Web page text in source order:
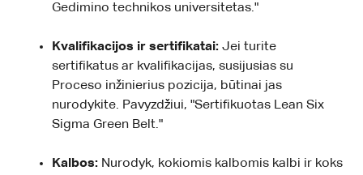
Gedimino technikos universitetas."
Kvalifikacijos ir sertifikatai: Jei turite
sertifikatus ar kvalifikacijas, susijusias su
Proceso inžinierius pozicija, būtinai jas
nurodykite. Pavyzdžiui, "Sertifikuotas Lean Six
Sigma Green Belt."
Kalbos: Nurodyk, kokiomis kalbomis kalbi ir koks